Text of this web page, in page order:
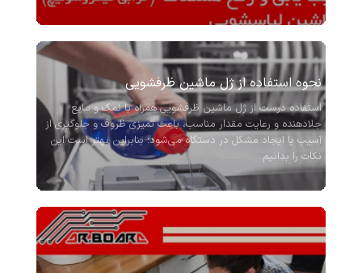
نحوه استفاده از ژل ماشین ظرفشویی
استفاده درست از ژل ماشین ظرفشویی همراه با نمک و مایع
جلادهنده و رعایت مقدار مناسب، باعث تمیزی ظروف و جلوگیری از
آسیب یا ایجاد مشکل در دستگاه می‌شود؛ بنابراین بهتر است این
نکات را بدانیم.